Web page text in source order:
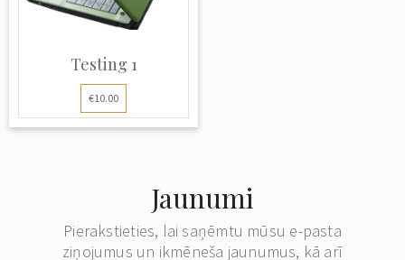
Testing 1
€10.00
Jaunumi
Pierakstieties, lai saņēmtu mūsu e-pasta
ziņojumus un ikmēneša jaunumus, kā arī